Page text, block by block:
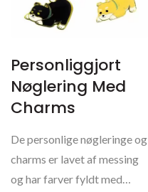
Personliggjort
Nøglering Med
Charms
De personlige nøgleringe og
charms er lavet af messing
og har farver fyldt med